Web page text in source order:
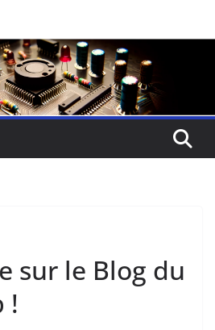
sur le Blog du
!